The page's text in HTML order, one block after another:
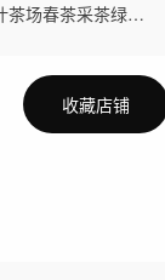
茶园茶山茶叶茶场春茶采茶绿茶龙井茶明前茶
收藏店铺